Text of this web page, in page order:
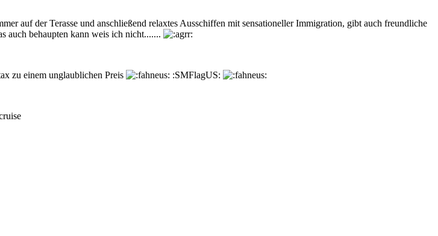
auf der Terasse und anschließend relaxtes Ausschiffen mit sensationeller Immigration, gibt auch freundliche
auch behaupten kann weis ich nicht.......
zu einem unglaublichen Preis :SMFlagUS: